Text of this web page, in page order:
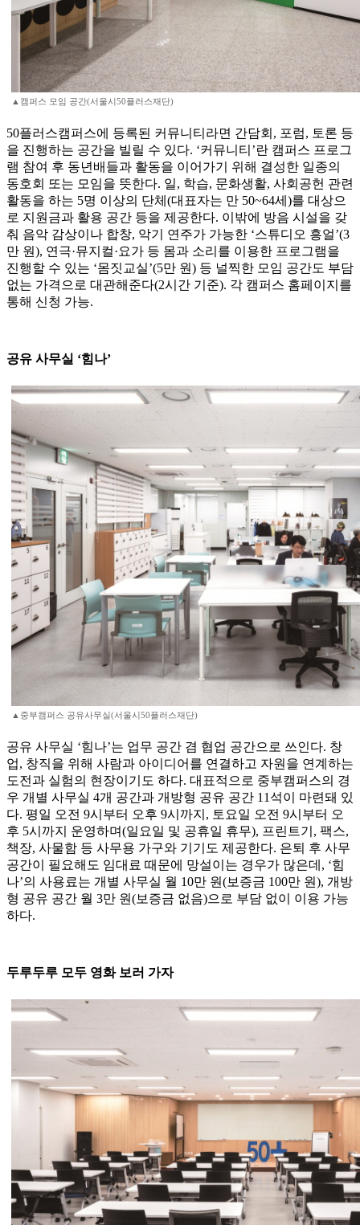
▲캠퍼스 모임 공간(서울시50플러스재단)
50플러스캠퍼스에 등록된 커뮤니티라면 간담회, 포럼, 토론 등
을 진행하는 공간을 빌릴 수 있다. ‘커뮤니티’란 캠퍼스 프로그
램 참여 후 동년배들과 활동을 이어가기 위해 결성한 일종의
동호회 또는 모임을 뜻한다. 일, 학습, 문화생활, 사회공헌 관련
활동을 하는 5명 이상의 단체(대표자는 만 50~64세)를 대상으
로 지원금과 활용 공간 등을 제공한다. 이밖에 방음 시설을 갖
춰 음악 감상이나 합창, 악기 연주가 가능한 ‘스튜디오 흥얼’(3
만 원), 연극·뮤지컬·요가 등 몸과 소리를 이용한 프로그램을
진행할 수 있는 ‘몸짓교실’(5만 원) 등 널찍한 모임 공간도 부담
없는 가격으로 대관해준다(2시간 기준). 각 캠퍼스 홈페이지를
통해 신청 가능.
공유 사무실 ‘힘나’
▲중부캠퍼스 공유사무실(서울시50플러스재단)
공유 사무실 ‘힘나’는 업무 공간 겸 협업 공간으로 쓰인다. 창
업, 창직을 위해 사람과 아이디어를 연결하고 자원을 연계하는
도전과 실험의 현장이기도 하다. 대표적으로 중부캠퍼스의 경
우 개별 사무실 4개 공간과 개방형 공유 공간 11석이 마련돼 있
다. 평일 오전 9시부터 오후 9시까지, 토요일 오전 9시부터 오
후 5시까지 운영하며(일요일 및 공휴일 휴무), 프린트기, 팩스,
책장, 사물함 등 사무용 가구와 기기도 제공한다. 은퇴 후 사무
공간이 필요해도 임대료 때문에 망설이는 경우가 많은데, ‘힘
나’의 사용료는 개별 사무실 월 10만 원(보증금 100만 원), 개방
형 공유 공간 월 3만 원(보증금 없음)으로 부담 없이 이용 가능
하다.
두루두루 모두 영화 보러 가자